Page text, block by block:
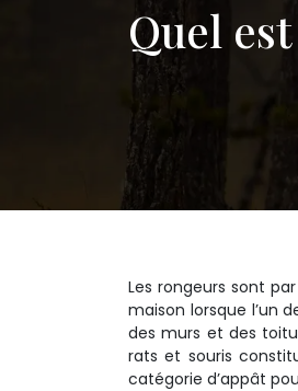
Quel
Les rongeurs sont
maison lorsque l’un
des murs et des
rats et souris
catégorie d’appât